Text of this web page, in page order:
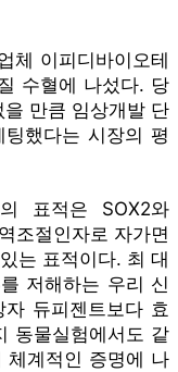
체 이피디바이오테
수혈에 나섰다. 당
만큼 임상개발 단
했다는 시장의 평
표적은 SOX2와
조절인자로 자가면
는 표적이다. 최 대
저해하는 우리 신
듀피젠트보다 효
동물실험에서도 같
체계적인 증명에 나